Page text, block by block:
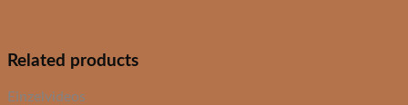
Related products
Einzelvideos